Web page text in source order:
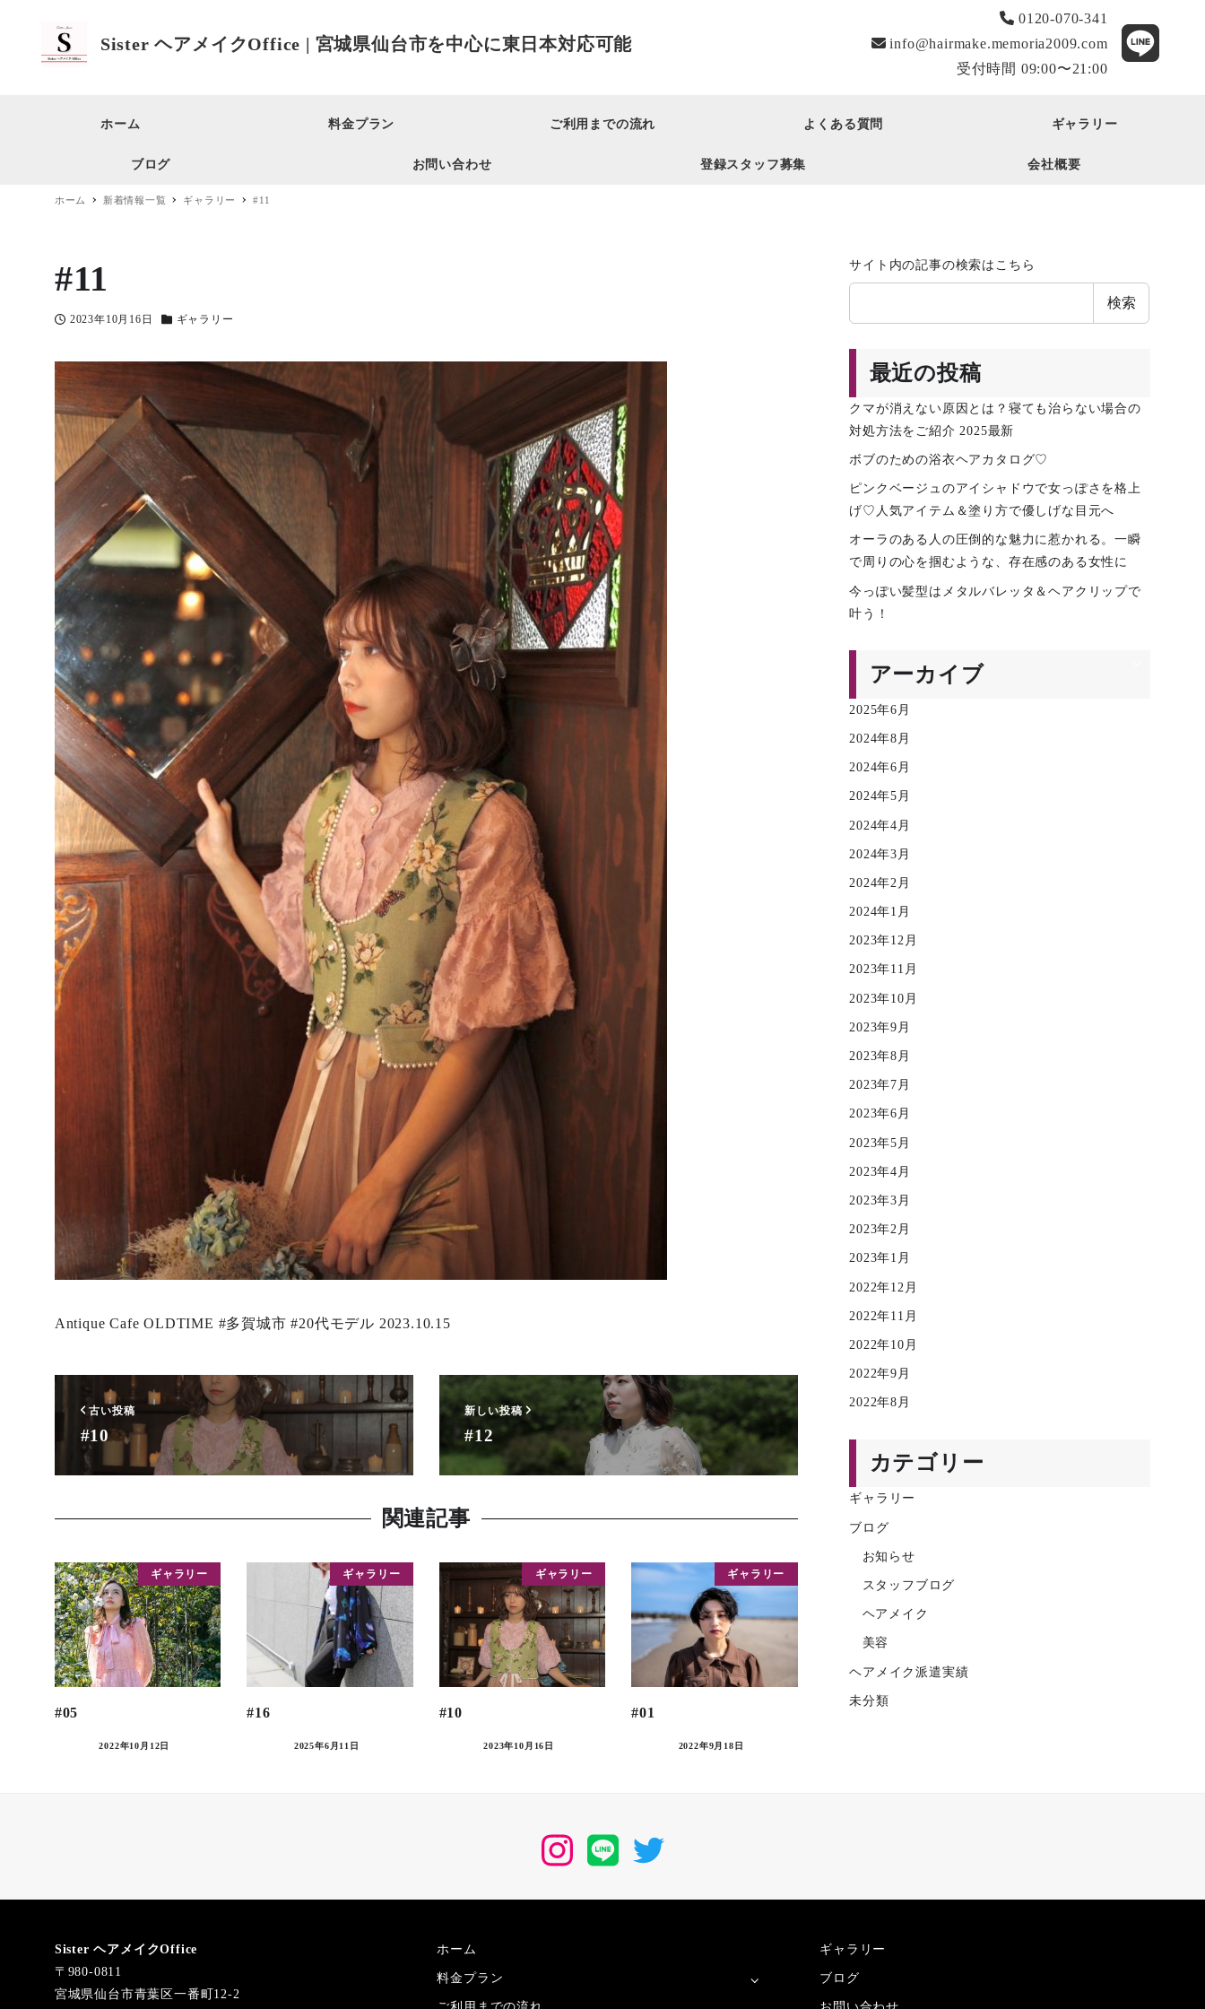
Sister ヘアメイクOffice | 宮城県仙台市を中心に東日本対応可能
0120-070-341
info@hairmake.memoria2009.com
受付時間 09:00〜21:00
ホーム 料金プラン ご利用までの流れ よくある質問 ギャラリー
ブログ お問い合わせ 登録スタッフ募集 会社概要
ホーム 新着情報一覧 ギャラリー #11
#11
投稿日
2023年10月16日
カテゴリー
ギャラリー
Antique Cafe OLDTIME #多賀城市 #20代モデル 2023.10.15
古い投稿
#10
新しい投稿
#12
関連記事
ギャラリー
#05
2022年10月12日
ギャラリー
#16
2025年6月11日
ギャラリー
#10
2023年10月16日
ギャラリー
#01
2022年9月18日
サイト内の記事の検索はこちら
検索
最近の投稿
クマが消えない原因とは？寝ても治らない場合の
対処方法をご紹介 2025最新
ボブのための浴衣ヘアカタログ♡
ピンクベージュのアイシャドウで女っぽさを格上
げ♡人気アイテム＆塗り方で優しげな目元へ
オーラのある人の圧倒的な魅力に惹かれる。一瞬
で周りの心を掴むような、存在感のある女性に
今っぽい髪型はメタルバレッタ＆ヘアクリップで
叶う！
アーカイブ
2025年6月
2024年8月
2024年6月
2024年5月
2024年4月
2024年3月
2024年2月
2024年1月
2023年12月
2023年11月
2023年10月
2023年9月
2023年8月
2023年7月
2023年6月
2023年5月
2023年4月
2023年3月
2023年2月
2023年1月
2022年12月
2022年11月
2022年10月
2022年9月
2022年8月
カテゴリー
ギャラリー
ブログ
お知らせ
スタッフブログ
ヘアメイク
美容
ヘアメイク派遣実績
未分類
Instagram
LINETwitter
Sister ヘアメイクOffice
〒980-0811
宮城県仙台市青葉区一番町12-2
ホーム
料金プラン
ギャラリー
ブログ